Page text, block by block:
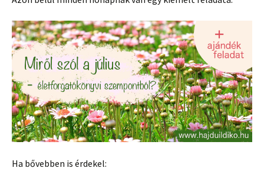
Ha bővebben is érdekel: